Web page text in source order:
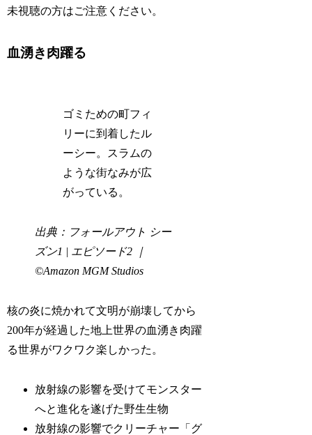
未視聴の方はご注意ください。
血湧き肉躍る
ゴミための町フィ
リーに到着したル
ーシー。スラムの
ような街なみが広
がっている。
出典：フォールアウト シー
ズン1 | エピソード2 ｜
©Amazon MGM Studios
核の炎に焼かれて文明が崩壊してから
200年が経過した地上世界の血湧き肉躍
る世界がワクワク楽しかった。
放射線の影響を受けてモンスター
へと進化を遂げた野生生物
放射線の影響でクリーチャー「グ